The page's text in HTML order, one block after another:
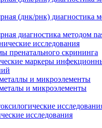
(днк/рнк) диагностика
диагностика методом
исследования
пренатального скрининга
маркеры
и микроэлементы
и микроэлементы
исследования